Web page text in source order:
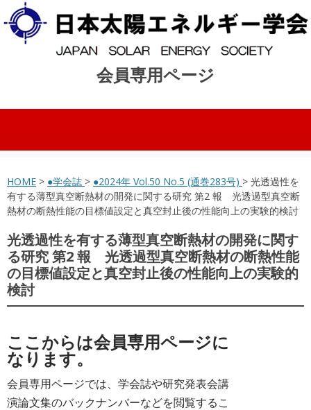
会員専用ページ
コンテンツへスキップ
HOME > ●学会誌 > ●2024年 Vol.50 No.5 (通巻283号) > 光透過性を
有する薄型真空断熱材の開発に関する研究 第2 報 光透過型真空断
熱材の断熱性能の目標値設定と真空封止後の性能向上の実験的検討
光透過性を有する薄型真空断熱材の開発に関す
る研究 第2 報 光透過型真空断熱材の断熱性能
の目標値設定と真空封止後の性能向上の実験的
検討
ここからは会員専用ページに
なります。
会員専用ページでは、学会誌や研究発表会講
演論文集のバックナンバーなどを閲覧するこ